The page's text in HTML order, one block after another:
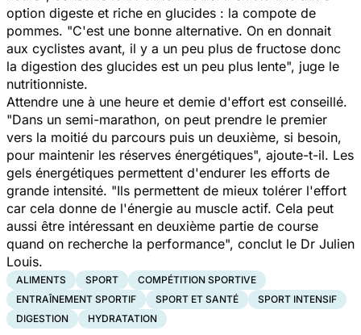
option digeste et riche en glucides : la compote de
pommes. "C'est une bonne alternative. On en donnait
aux cyclistes avant, il y a un peu plus de fructose donc
la digestion des glucides est un peu plus lente", juge le
nutritionniste.
Attendre une à une heure et demie d'effort est conseillé.
"Dans un semi-marathon, on peut prendre le premier
vers la moitié du parcours puis un deuxième, si besoin,
pour maintenir les réserves énergétiques", ajoute-t-il. Les
gels énergétiques permettent d'endurer les efforts de
grande intensité. "Ils permettent de mieux tolérer l'effort
car cela donne de l'énergie au muscle actif. Cela peut
aussi être intéressant en deuxième partie de course
quand on recherche la performance", conclut le Dr Julien
Louis.
ALIMENTS SPORT
COMPÉTITION SPORTIVE
ENTRAÎNEMENT SPORTIF
SPORT ET SANTÉ
SPORT INTENSIF
DIGESTION
HYDRATATION